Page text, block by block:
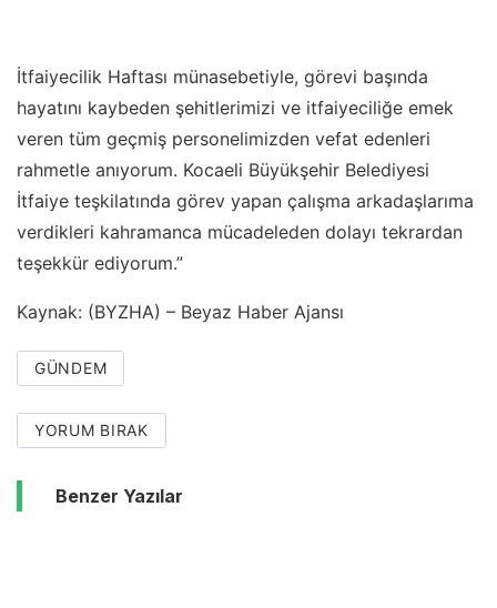
İtfaiyecilik Haftası münasebetiyle, görevi başında
hayatını kaybeden şehitlerimizi ve itfaiyeciliğe emek
veren tüm geçmiş personelimizden vefat edenleri
rahmetle anıyorum. Kocaeli Büyükşehir Belediyesi
İtfaiye teşkilatında görev yapan çalışma arkadaşlarıma
verdikleri kahramanca mücadeleden dolayı tekrardan
teşekkür ediyorum.”
Kaynak: (BYZHA) – Beyaz Haber Ajansı
GÜNDEM
YORUM BIRAK
Benzer Yazılar